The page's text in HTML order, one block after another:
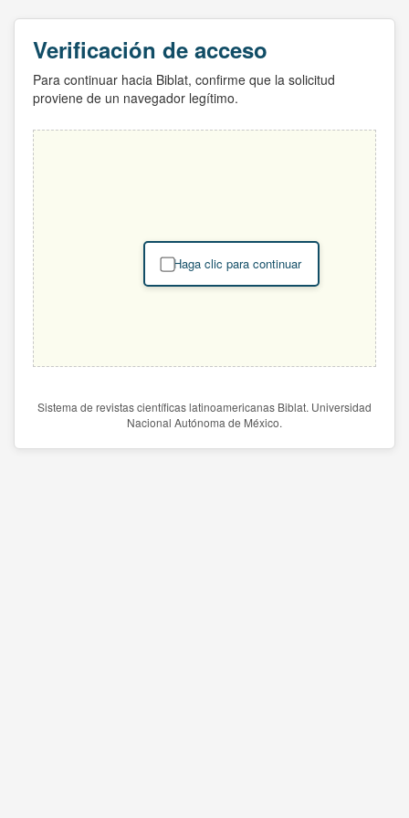
Verificación de acceso
Para continuar hacia Biblat, confirme que la solicitud
proviene de un navegador legítimo.
Haga clic para continuar
Sistema de revistas científicas latinoamericanas Biblat. Universidad
Nacional Autónoma de México.